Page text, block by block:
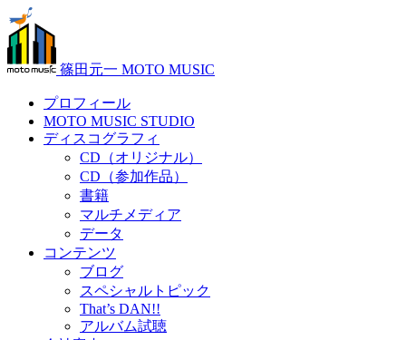
篠田元一 MOTO MUSIC
プロフィール
MOTO MUSIC STUDIO
ディスコグラフィ
CD（オリジナル）
CD（参加作品）
書籍
マルチメディア
データ
コンテンツ
ブログ
スペシャルトピック
That’s DAN!!
アルバム試聴